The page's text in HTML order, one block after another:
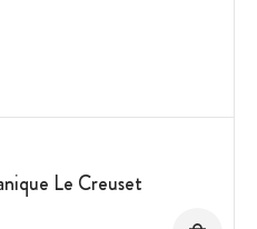
Le Creuset